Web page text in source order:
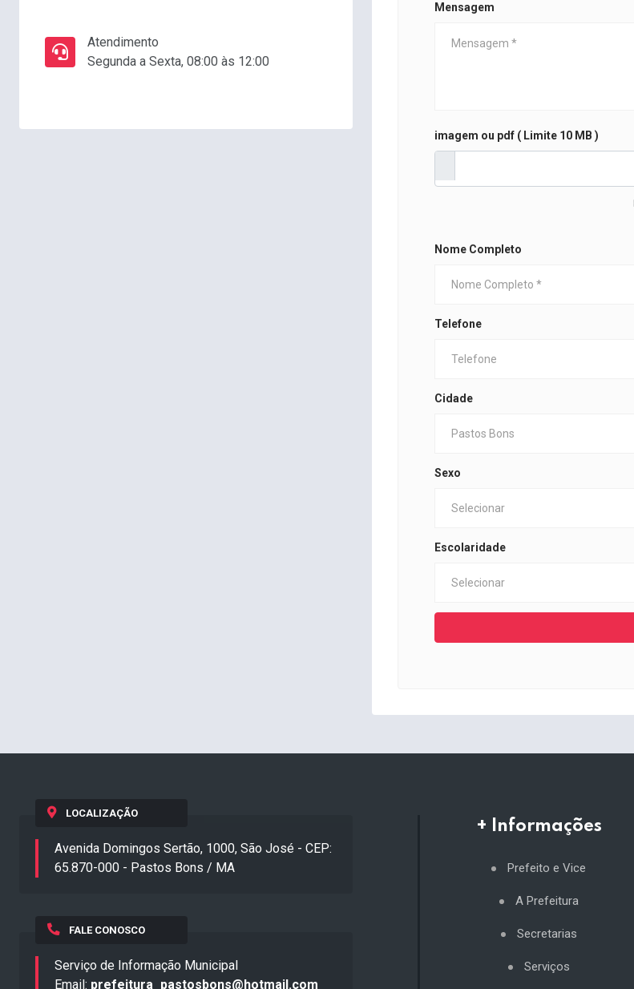
Atendimento
Segunda a Sexta, 08:00 às 12:00
Mensagem
imagem ou pdf ( Limite 10 MB )
Nome Completo
Telefone
Cidade
Sexo
Escolaridade
LOCALIZAÇÃO
Avenida Domingos Sertão, 1000, São José - CEP:
65.870-000 - Pastos Bons / MA
FALE CONOSCO
Serviço de Informação Municipal
Email: prefeitura_pastosbons@hotmail.com
+ Informações
Prefeito e Vice
A Prefeitura
Secretarias
Serviços